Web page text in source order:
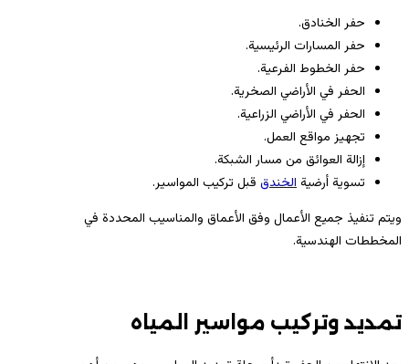
حفر الخنادق.
حفر المسارات الرئيسية.
حفر الخطوط الفرعية.
الحفر في الأراضي الصخرية.
الحفر في الأراضي الزراعية.
تجهيز مواقع العمل.
إزالة العوائق من مسار الشبكة.
تسوية أرضيةالخندق قبل تركيب المواسير.
ويتم تنفيذ جميع الأعمال وفق الأعماق والمناسيب المحددة في
المخططات الهندسية.
تمديد وتركيب مواسير المياه